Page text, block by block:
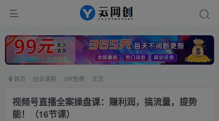
首页 创业课程 VIP免费 正文
视频号直播全案操盘课：赚利润，搞流量，提势
能！（16节课）